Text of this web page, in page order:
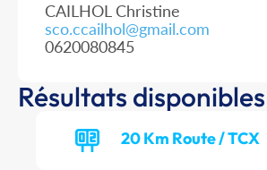
CAILHOL Christine
sco.ccailhol@gmail.com
0620080845
Résultats disponibles
20 Km Route / TCX